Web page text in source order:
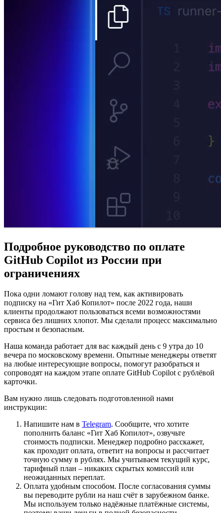
Подробное руководство по оплате
GitHub Copilot из России при
ограничениях
Пока одни ломают голову над тем, как активировать
подписку на «Гит Хаб Копилот» после 2022 года, наши
клиенты продолжают пользоваться всеми возможностями
сервиса без лишних хлопот. Мы сделали процесс максимально
простым и безопасным.
Наша команда работает для вас каждый день с 9 утра до 10
вечера по московскому времени. Опытные менеджеры ответят
на любые интересующие вопросы, помогут разобраться и
сопроводят на каждом этапе оплате GitHub Copilot с рублёвой
карточки.
Вам нужно лишь следовать подготовленной нами
инструкции:
Напишите нам в Telegram. Сообщите, что хотите
пополнить баланс «Гит Хаб Копилот», озвучьте
стоимость подписки. Менеджер подробно расскажет,
как проходит оплата, ответит на вопросы и рассчитает
точную сумму в рублях. Мы учитываем текущий курс,
тарифный план – никаких скрытых комиссий или
неожиданных переплат.
Оплата удобным способом. После согласования суммы
вы переводите рубли на наш счёт в зарубежном банке.
Мы используем только надёжные платёжные системы,